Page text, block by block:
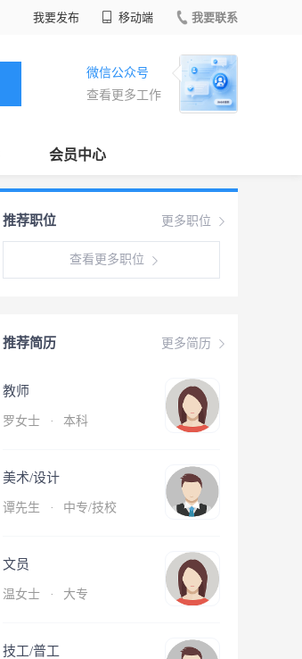
我要发布 移动端 我要联系
微信公众号
查看更多工作
会员中心
更多职位
推荐职位
查看更多职位
更多简历
推荐简历
教师
罗女士 · 本科
美术/设计
谭先生 · 中专/技校
文员
温女士 · 大专
技工/普工